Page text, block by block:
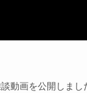
動画を公開しまし